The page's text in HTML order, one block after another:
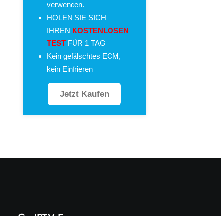
verwenden.
HOLEN SIE SICH
IHREN KOSTENLOSEN
TEST FÜR 1 TAG
Kein gefälschtes ECM,
kein Einfrieren
Jetzt Kaufen